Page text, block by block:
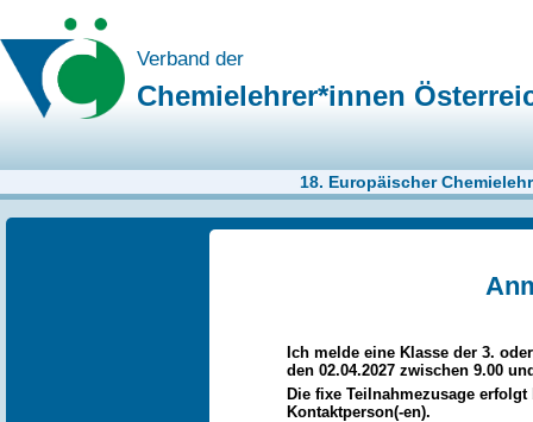
Verband der
Chemielehrer*innen
18. Europäischer
Ich melde eine Klasse der 3.
den 02.04.2027 zwischen 9.00
Die fixe Teilnahmezusage
Kontaktperson(-en).